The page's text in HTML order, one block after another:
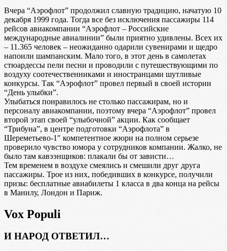
Вчера “Аэрофлот” продолжил славную традицию, начатую 10
декабря 1999 года. Тогда все без исключения пассажиры 114
рейсов авиакомпании “Аэрофлот – Российские
международные авиалинии” были приятно удивлены. Всех их
– 11.365 человек – неожиданно одарили сувенирами и щедро
напоили шампанским. Мало того, в этот день в самолетах
стюардессы пели песни и проводили с путешествующими по
воздуху соотечественниками и иностранцами шутливые
конкурсы. Так “Аэрофлот” провел первый в своей истории
“День улыбки”.
Улыбаться понравилось не столько пассажирам, но и
персоналу авиакомпании, поэтому вчера “Аэрофлот” провел
второй этап своей “улыбочной” акции. Как сообщает
“Трибуна”, в центре подготовки “Аэрофлота” в
Шереметьево-1″ компетентное жюри на полном серьезе
проверило чувство юмора у сотрудников компании. Жалко, не
было там кавээнщиков: плакали бы от зависти…
Тем временем в воздухе смеялись и смешили друг друга
пассажиры. Трое из них, победивших в конкурсе, получили
призы: бесплатные авиабилеты 1 класса в два конца на рейсы
в Манилу, Лондон и Париж.
Vox Populi
И НАРОД ОТВЕТИЛ…